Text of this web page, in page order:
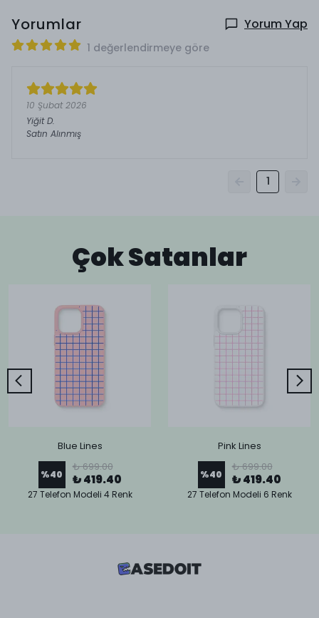
Yorumlar Yorum Yap
1 değerlendirmeye göre
10 Şubat 2026
Yiğit D.
Satın Alınmış
1
Çok Satanlar
Blue Lines
%40
₺ 699.00
₺ 419.40
27 Telefon Modeli 4 Renk
Pink Lines
%40
₺ 699.00
₺ 419.40
27 Telefon Modeli 6 Renk